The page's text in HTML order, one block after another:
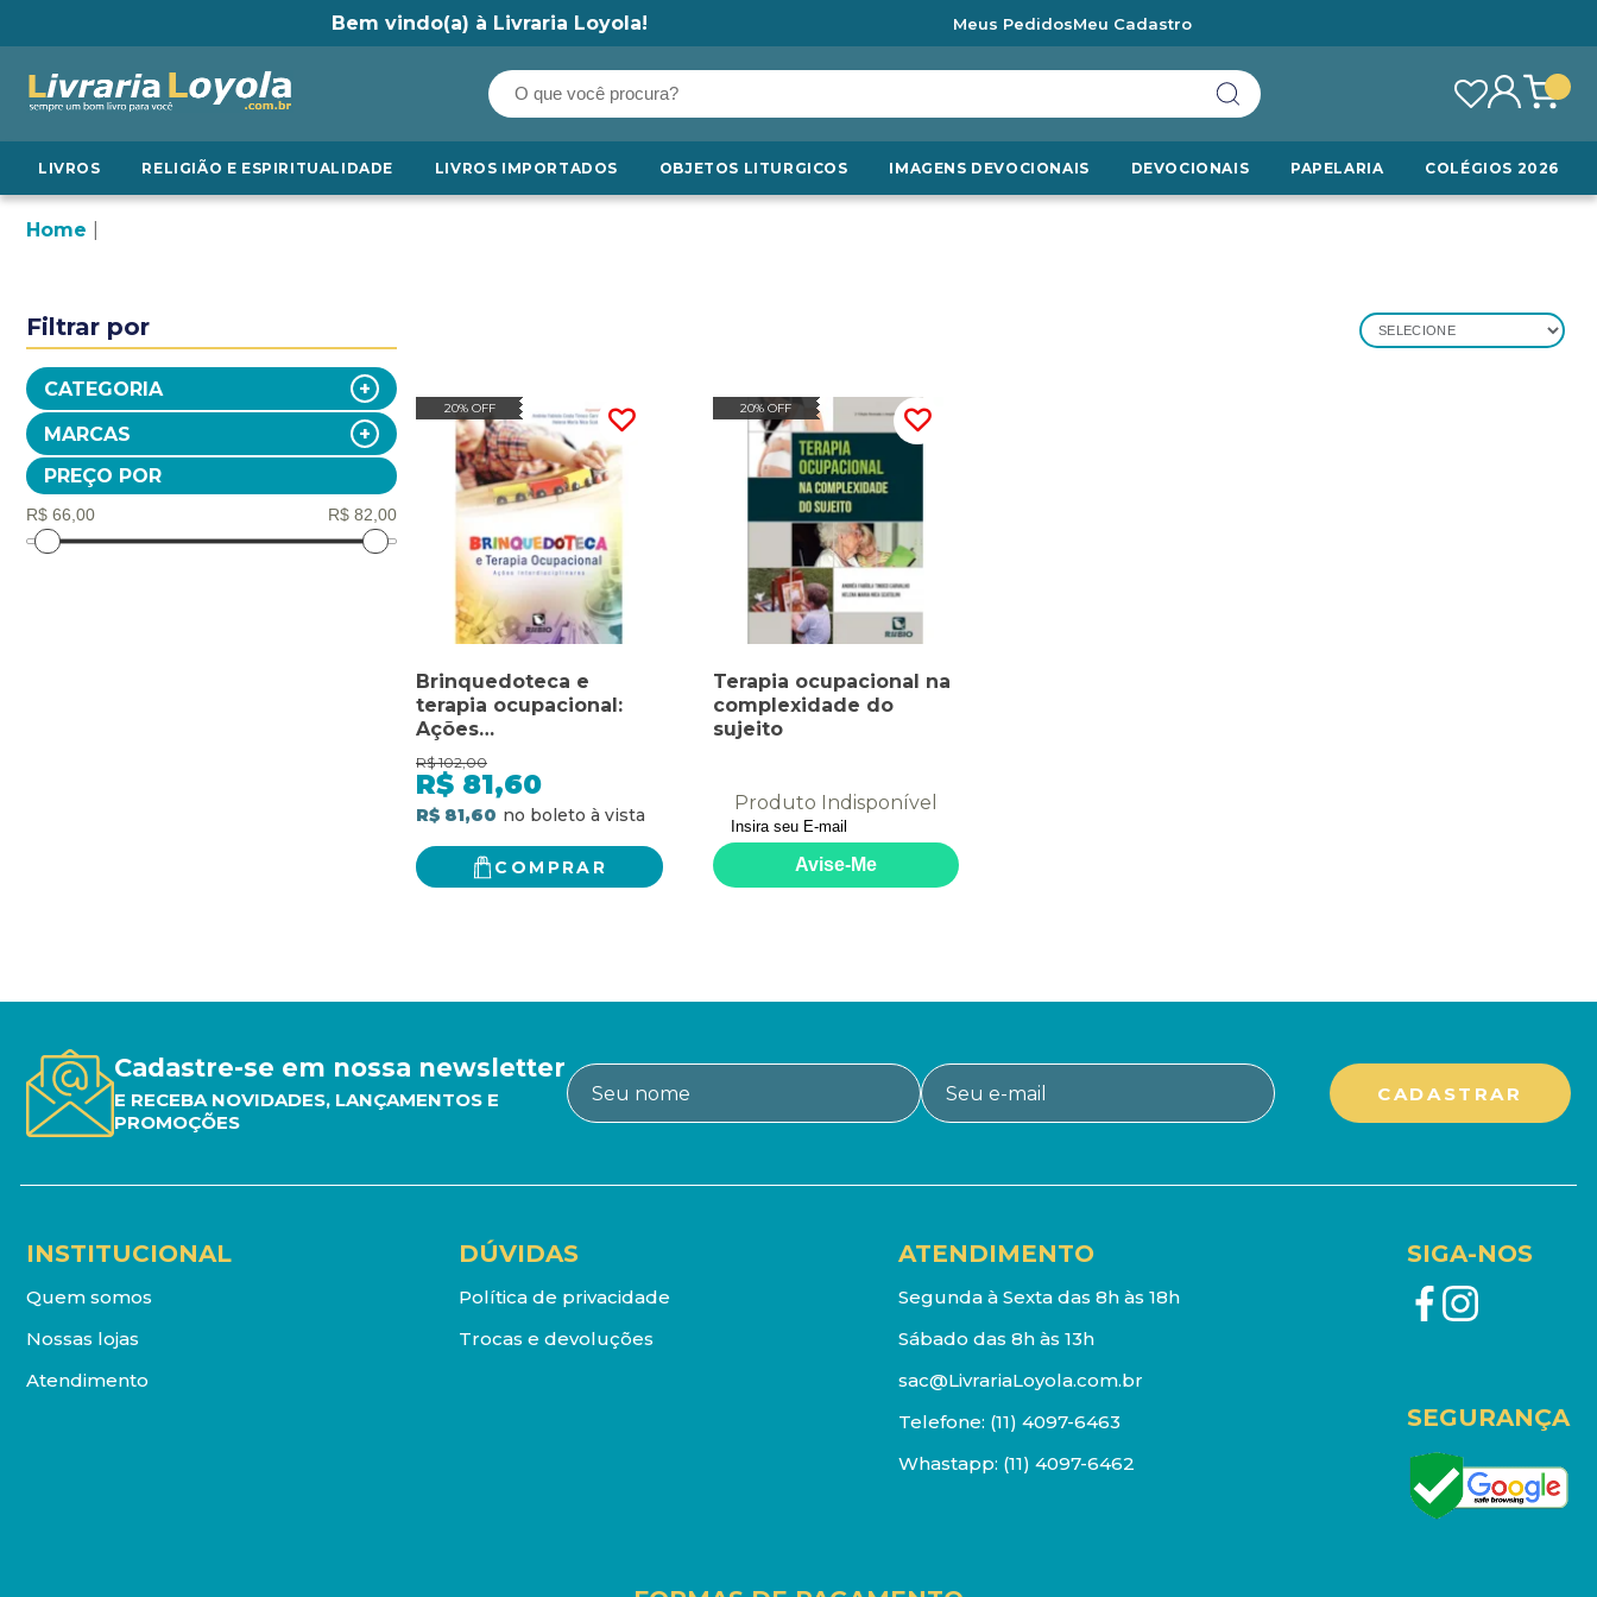
Bem vindo(a) à Livraria Loyola! Meus PedidosMeu Cadastro
LIVROS RELIGIÃO E ESPIRITUALIDADE LIVROS IMPORTADOS OBJETOS LITURGICOS IMAGENS DEVOCIONAIS DEVOCIONAIS PAPELARIA COLÉGIOS 2026
Home
Filtrar por
CATEGORIA
MARCAS
PREÇO POR
SELECIONE
20% OFF
Brinquedoteca e
terapia ocupacional:
Ações
interdisciplinares
R$ 102,00
R$ 81,60
R$ 81,60
COMPRAR
20% OFF
Terapia ocupacional na
complexidade do
sujeito
Produto Indisponível
Cadastre-se em nossa newsletter
E RECEBA NOVIDADES, LANÇAMENTOS E
PROMOÇÕES
INSTITUCIONAL
Quem somos
Nossas lojas
Atendimento
DÚVIDAS
Política de privacidade
Trocas e devoluções
ATENDIMENTO
Segunda à Sexta das 8h às 18h
Sábado das 8h às 13h
sac@LivrariaLoyola.com.br
Telefone: (11) 4097-6463
Whastapp: (11) 4097-6462
SIGA-NOS
SEGURANÇA